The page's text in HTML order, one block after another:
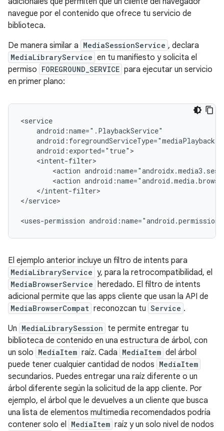
navegue por el contenido que ofrece tu servicio de
biblioteca.
De manera similar a MediaSessionService , declara
MediaLibraryService en tu manifiesto y solicita el
permiso FOREGROUND_SERVICE para ejecutar un servicio
en primer plano:
<action
<action
</intent-filter>
</service>
<uses-permission
El ejemplo anterior incluye un filtro de intents para
MediaLibraryService y, para la retrocompatibilidad, el
MediaBrowserService heredado. El filtro de intents
adicional permite que las apps cliente que usan la API de
MediaBrowserCompat reconozcan tu Service .
Un MediaLibrarySession te permite entregar tu
biblioteca de contenido en una estructura de árbol, con
un solo MediaItem raíz. Cada MediaItem del árbol
puede tener cualquier cantidad de nodos MediaItem
secundarios. Puedes entregar una raíz diferente o un
árbol diferente según la solicitud de la app cliente. Por
ejemplo, el árbol que le devuelves a un cliente que busca
una lista de elementos multimedia recomendados podría
contener solo el MediaItem raíz y un solo nivel de nodos